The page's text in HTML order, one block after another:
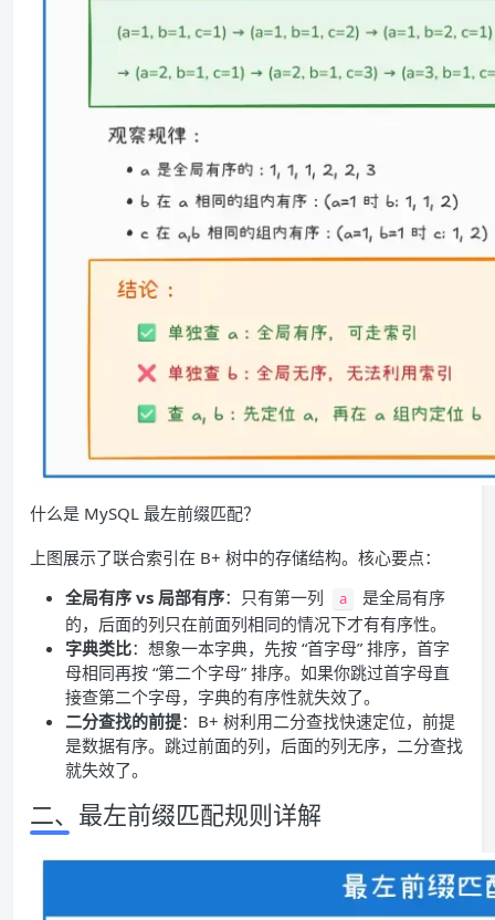
什么是 MySQL 最左前缀匹配？
上图展示了联合索引在 B+ 树中的存储结构。核心要点：
全局有序 vs 局部有序：只有第一列 a
是全局有序
的，后面的列只在前面列相同的情况下才有有序性。
字典类比：想象一本字典，先按 “首字母” 排序，首字
母相同再按 “第二个字母” 排序。如果你跳过首字母直
接查第二个字母，字典的有序性就失效了。
二分查找的前提：B+ 树利用二分查找快速定位，前提
是数据有序。跳过前面的列，后面的列无序，二分查找
就失效了。
二、最左前缀匹配规则详解